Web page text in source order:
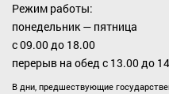
Режим работы:
понедельник — пятница
с 09.00 до 18.00
перерыв на обед с 13.00 до
В дни, предшествующие